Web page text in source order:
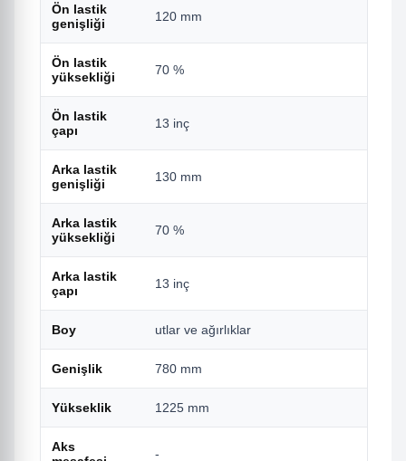
Ön lastik
genişliği
120 mm
Ön lastik
yüksekliği
70 %
Ön lastik
çapı
13 inç
Arka lastik
genişliği
130 mm
Arka lastik
yüksekliği
70 %
Arka lastik
çapı
13 inç
Boy utlar ve ağırlıklar
Genişlik 780 mm
Yükseklik 1225 mm
Aks
-